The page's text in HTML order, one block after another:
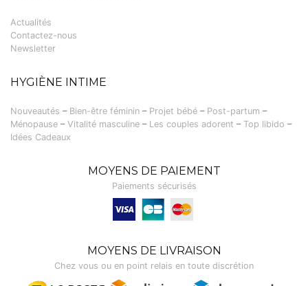
Actualités
Contactez-nous
Newsletter
HYGIÈNE INTIME
Nouveautés – Bien-être féminin – Projet bébé – Post-partum –
Ménopause – Vitalité masculine – Les couples adorent – Top libido –
Idées Cadeaux
MOYENS DE PAIEMENT
Paiements sécurisés
MOYENS DE LIVRAISON
Chez vous ou en point relais en toute discrétion
Livraison SoColissimo